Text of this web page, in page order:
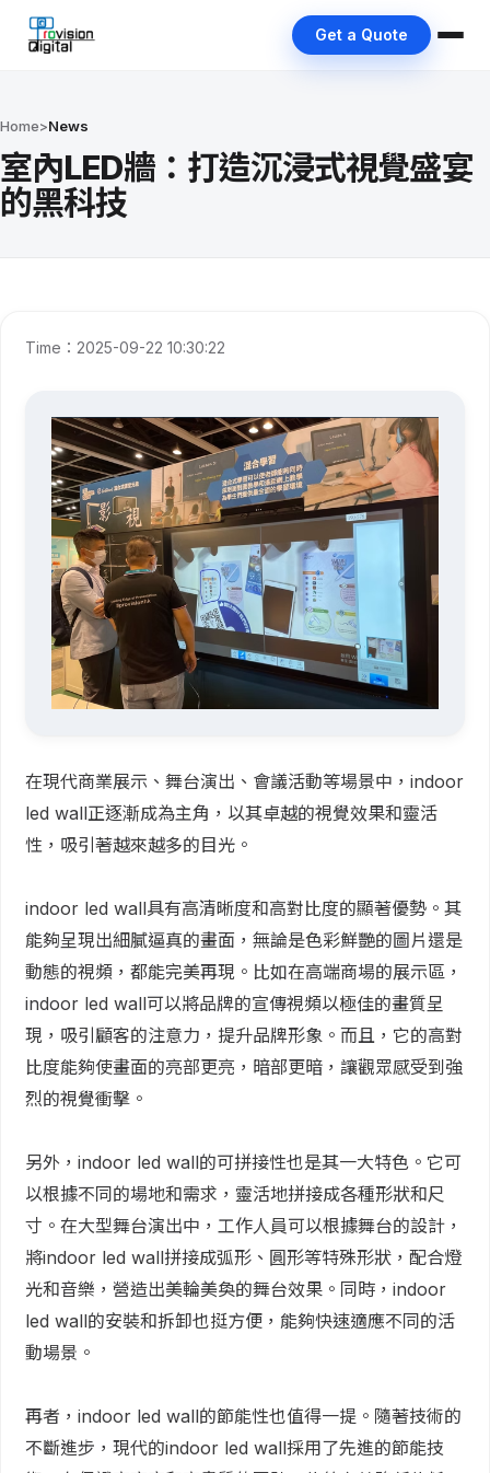
Get a Quote
Home>News
室內LED牆：打造沉浸式視覺盛宴
的黑科技
Time：2025-09-22 10:30:22
在現代商業展示、舞台演出、會議活動等場景中，indoor
led wall正逐漸成為主角，以其卓越的視覺效果和靈活
性，吸引著越來越多的目光。
indoor led wall具有高清晰度和高對比度的顯著優勢。其
能夠呈現出細膩逼真的畫面，無論是色彩鮮艷的圖片還是
動態的視頻，都能完美再現。比如在高端商場的展示區，
indoor led wall可以將品牌的宣傳視頻以極佳的畫質呈
現，吸引顧客的注意力，提升品牌形象。而且，它的高對
比度能夠使畫面的亮部更亮，暗部更暗，讓觀眾感受到強
烈的視覺衝擊。
另外，indoor led wall的可拼接性也是其一大特色。它可
以根據不同的場地和需求，靈活地拼接成各種形狀和尺
寸。在大型舞台演出中，工作人員可以根據舞台的設計，
將indoor led wall拼接成弧形、圓形等特殊形狀，配合燈
光和音樂，營造出美輪美奐的舞台效果。同時，indoor
led wall的安裝和拆卸也挺方便，能夠快速適應不同的活
動場景。
再者，indoor led wall的節能性也值得一提。隨著技術的
不斷進步，現代的indoor led wall採用了先進的節能技